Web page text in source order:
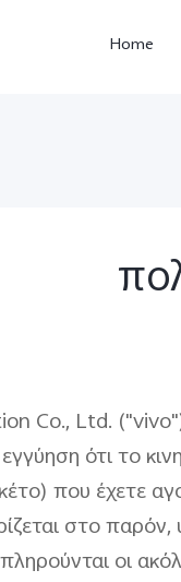
Home
Co., Ltd.
ότι το
που έχετε
στο
οι